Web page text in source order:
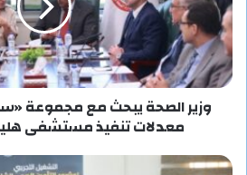
وزير الصحة يبحث مع مجموعة
معدلات تنفيذ مستشفى